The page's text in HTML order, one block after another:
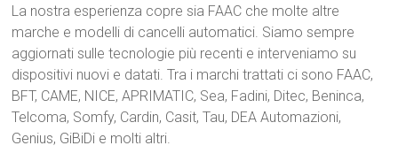
La nostra esperienza copre sia FAAC che molte altre
marche e modelli di cancelli automatici. Siamo sempre
aggiornati sulle tecnologie più recenti e interveniamo su
dispositivi nuovi e datati. Tra i marchi trattati ci sono FAAC,
BFT, CAME, NICE, APRIMATIC, Sea, Fadini, Ditec, Beninca,
Telcoma, Somfy, Cardin, Casit, Tau, DEA Automazioni,
Genius, GiBiDi e molti altri.